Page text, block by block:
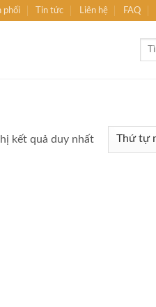
phối Tin tức Liên hệ FAQ
Tìm
kết quả duy nhất